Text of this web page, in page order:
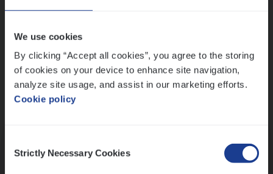
We use cookies
By clicking “Accept all cookies”, you agree to the storing
of cookies on your device to enhance site navigation,
analyze site usage, and assist in our marketing efforts.
Cookie policy
Selection
Strictly Necessary Cookies